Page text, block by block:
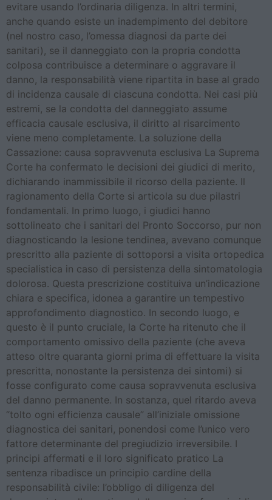
evitare usando l’ordinaria diligenza. In altri termini,
anche quando esiste un inadempimento del debitore
(nel nostro caso, l’omessa diagnosi da parte dei
sanitari), se il danneggiato con la propria condotta
colposa contribuisce a determinare o aggravare il
danno, la responsabilità viene ripartita in base al grado
di incidenza causale di ciascuna condotta. Nei casi più
estremi, se la condotta del danneggiato assume
efficacia causale esclusiva, il diritto al risarcimento
viene meno completamente. La soluzione della
Cassazione: causa sopravvenuta esclusiva La Suprema
Corte ha confermato le decisioni dei giudici di merito,
dichiarando inammissibile il ricorso della paziente. Il
ragionamento della Corte si articola su due pilastri
fondamentali. In primo luogo, i giudici hanno
sottolineato che i sanitari del Pronto Soccorso, pur non
diagnosticando la lesione tendinea, avevano comunque
prescritto alla paziente di sottoporsi a visita ortopedica
specialistica in caso di persistenza della sintomatologia
dolorosa. Questa prescrizione costituiva un’indicazione
chiara e specifica, idonea a garantire un tempestivo
approfondimento diagnostico. In secondo luogo, e
questo è il punto cruciale, la Corte ha ritenuto che il
comportamento omissivo della paziente (che aveva
atteso oltre quaranta giorni prima di effettuare la visita
prescritta, nonostante la persistenza dei sintomi) si
fosse configurato come causa sopravvenuta esclusiva
del danno permanente. In sostanza, quel ritardo aveva
“tolto ogni efficienza causale” all’iniziale omissione
diagnostica dei sanitari, ponendosi come l’unico vero
fattore determinante del pregiudizio irreversibile. I
principi affermati e il loro significato pratico La
sentenza ribadisce un principio cardine della
responsabilità civile: l’obbligo di diligenza del